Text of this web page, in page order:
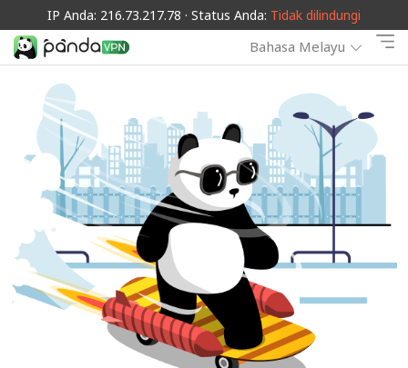
IP Anda: 216.73.217.78 · Status Anda: Tidak dilindungi
Bahasa Melayu